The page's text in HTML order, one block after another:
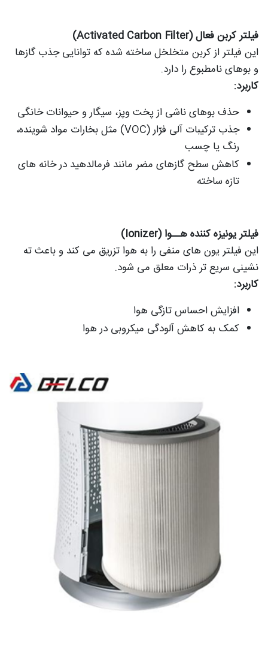
فیلتر کربن فعال (Activated Carbon Filter)
این فیلتر از کربن متخلخل ساخته شده که توانایی جذب گازها
و بوهای نامطبوع را دارد.
کاربرد:
حذف بوهای ناشی از پخت وپز، سیگار و حیوانات خانگی
جذب ترکیبات آلی فرّار (VOC) مثل بخارات مواد شوینده،
رنگ یا چسب
کاهش سطح گازهای مضر مانند فرمالدهید در خانه های
تازه ساخته
فیلتر یونیزه کننده هــوا (Ionizer)
این فیلتر یون های منفی را به هوا تزریق می کند و باعث ته
نشینی سریع تر ذرات معلق می شود.
کاربرد:
افزایش احساس تازگی هوا
کمک به کاهش آلودگی میکروبی در هوا